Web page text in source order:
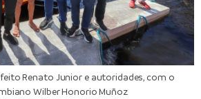
Renato Junior e autoridades, com o
Wilber Honorio Muñoz